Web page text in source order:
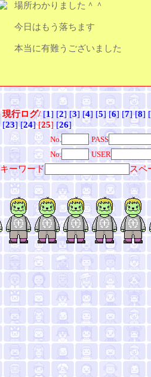
場所わかりました＾＾
今日はもう落ちます
本当に有難うございました
現行ログ/ [1] [2] [3] [4] [5] [6] [7] [8] [
[23] [24][25] [26]
No.
PASS
No.
USER
キーワード スペ